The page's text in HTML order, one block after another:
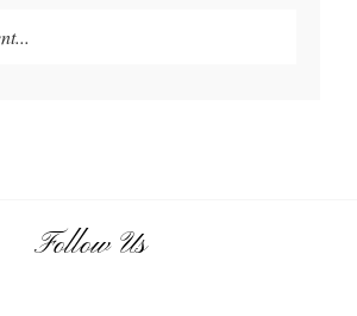
Follow Us